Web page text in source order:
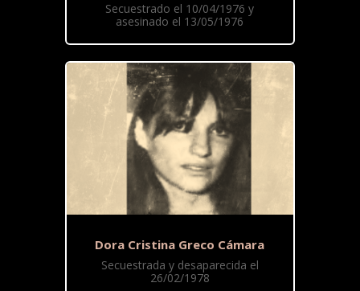
Secuestrado el 10/04/1976 y
asesinado el 13/05/1976
Dora Cristina Greco Cámara
Secuestrada y desaparecida el
26/02/1978